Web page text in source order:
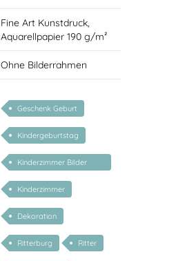
Fine Art Kunstdruck,
Aquarellpapier 190 g/m²
Ohne Bilderrahmen
Geschenk Geburt
Kindergeburtstag
Kinderzimmer Bilder
Kunstdrucke
Kinderzimmer
Dekoration
Ritterburg Ritter